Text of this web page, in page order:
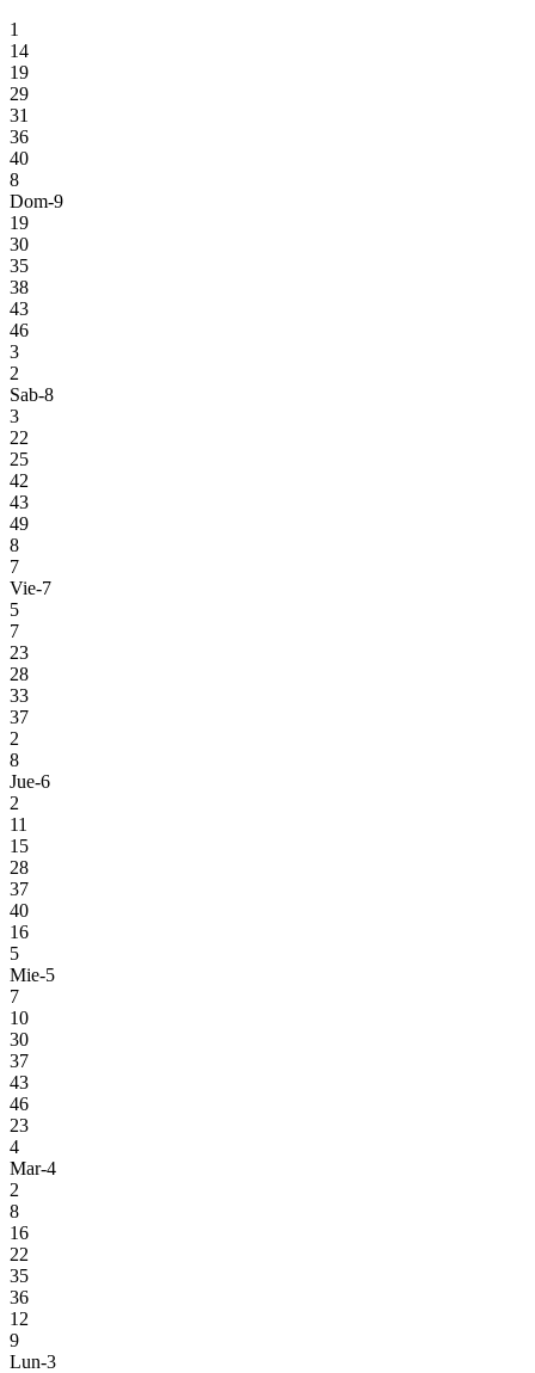
1
14
19
29
31
36
40
8
Dom-9
19
30
35
38
43
46
3
2
Sab-8
3
22
25
42
43
49
8
7
Vie-7
5
7
23
28
33
37
2
8
Jue-6
2
11
15
28
37
40
16
5
Mie-5
7
10
30
37
43
46
23
4
Mar-4
2
8
16
22
35
36
12
9
Lun-3